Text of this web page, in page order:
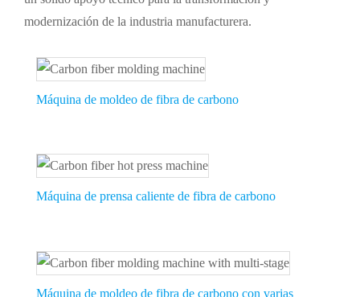
modernización de la industria manufacturera.
Máquina de moldeo de fibra de carbono
Máquina de prensa caliente de fibra de carbono
Máquina de moldeo de fibra de carbono con varias